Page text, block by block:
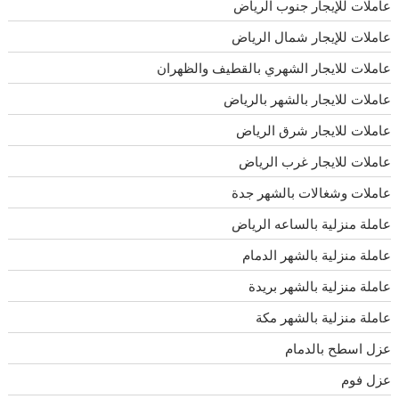
عاملات للإيجار جنوب الرياض
عاملات للإيجار شمال الرياض
عاملات للايجار الشهري بالقطيف والظهران
عاملات للايجار بالشهر بالرياض
عاملات للايجار شرق الرياض
عاملات للايجار غرب الرياض
عاملات وشغالات بالشهر جدة
عاملة منزلية بالساعه الرياض
عاملة منزلية بالشهر الدمام
عاملة منزلية بالشهر بريدة
عاملة منزلية بالشهر مكة
عزل اسطح بالدمام
عزل فوم